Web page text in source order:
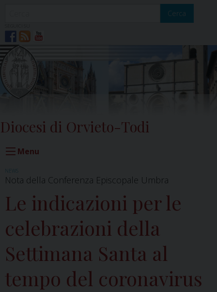
Cerca
Diocesi di Orvieto-Todi
Menu
NEWS
Nota della Conferenza Episcopale Umbra
Le indicazioni per le
celebrazioni della
Settimana Santa al
tempo del coronavirus